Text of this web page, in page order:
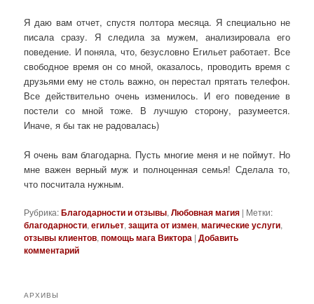
Я даю вам отчет, спустя полтора месяца. Я специально не
писала сразу. Я следила за мужем, анализировала его
поведение. И поняла, что, безусловно Егильет работает. Все
свободное время он со мной, оказалось, проводить время с
друзьями ему не столь важно, он перестал прятать телефон.
Все действительно очень изменилось. И его поведение в
постели со мной тоже. В лучшую сторону, разумеется.
Иначе, я бы так не радовалась)
Я очень вам благодарна. Пусть многие меня и не поймут. Но
мне важен верный муж и полноценная семья! Сделала то,
что посчитала нужным.
Рубрика:Благодарности и отзывы,Любовная магия | Метки:
благодарности,егильет,защита от измен,магические услуги,
отзывы клиентов,помощь мага Виктора |Добавить
комментарий
АРХИВЫ